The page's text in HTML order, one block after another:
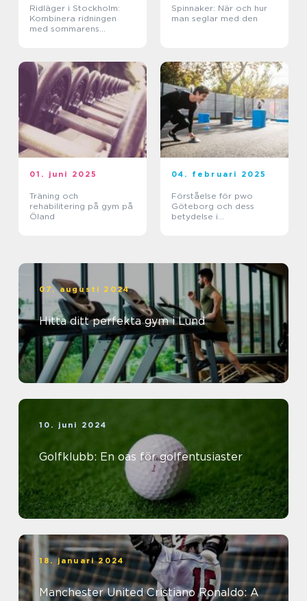
Ridläger i Stockholm:
Kombinera ridningen
med sommarens
Spinnaker: När och hur
man seglar med den
01. juni 2025
Träning och
rehabilitering på gym på
Öland
04. februari 2025
Förståelse för pwo
Göteborg och dess
betydelse i
07. augusti 2024
Hitta ditt perfekta gym i Lund
10. juni 2024
Golfklubb: En oas för golfentusiaster
18. januari 2024
Manchester United Cristiano Ronaldo: A